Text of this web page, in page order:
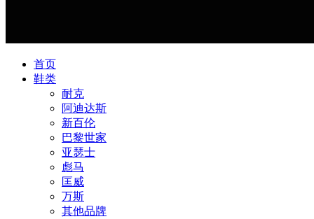
首页
鞋类
耐克
阿迪达斯
新百伦
巴黎世家
亚瑟士
彪马
匡威
万斯
其他品牌